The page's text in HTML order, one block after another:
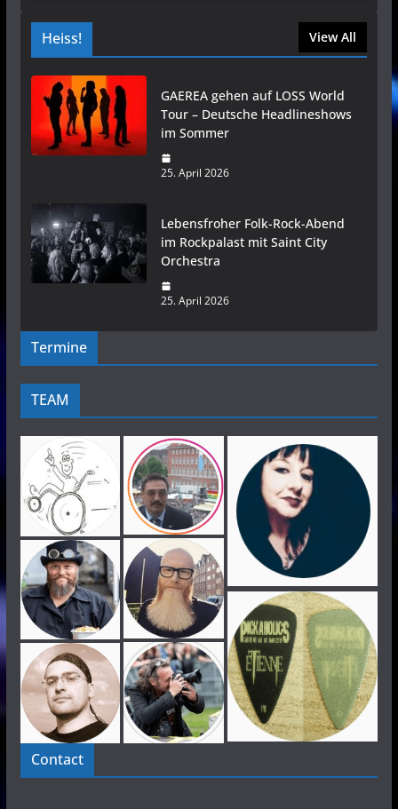
Heiss! View All
GAEREA gehen auf LOSS World
Tour – Deutsche Headlineshows
im Sommer
25. April 2026
Lebensfroher Folk-Rock-Abend
im Rockpalast mit Saint City
Orchestra
25. April 2026
Termine
TEAM
Contact